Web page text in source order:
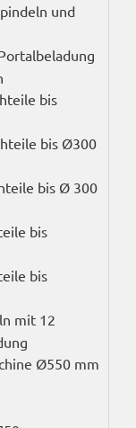
und
bis
bis Ø300
bis Ø 300
bis
bis
mit 12
Ø550 mm